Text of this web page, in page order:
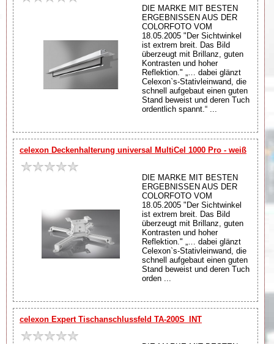
DIE MARKE MIT BESTEN
ERGEBNISSEN AUS DER
COLORFOTO VOM
18.05.2005 "Der Sichtwinkel
ist extrem breit. Das Bild
überzeugt mit Brillanz, guten
Kontrasten und hoher
Reflektion." „… dabei glänzt
Celexon`s-Stativleinwand, die
schnell aufgebaut einen guten
Stand beweist und deren Tuch
ordentlich spannt.“ ...
celexon Deckenhalterung universal MultiCel 1000 Pro - weiß
DIE MARKE MIT BESTEN
ERGEBNISSEN AUS DER
COLORFOTO VOM
18.05.2005 "Der Sichtwinkel
ist extrem breit. Das Bild
überzeugt mit Brillanz, guten
Kontrasten und hoher
Reflektion." „… dabei glänzt
Celexon`s-Stativleinwand, die
schnell aufgebaut einen guten
Stand beweist und deren Tuch
orden ...
celexon Expert Tischanschlussfeld TA-200S_INT